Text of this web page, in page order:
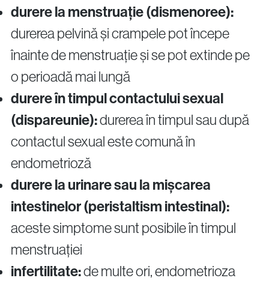
durere la menstruație (dismenoree):
durerea pelvină și crampele pot începe
înainte de menstruație și se pot extinde pe
o perioadă mai lungă
durere în timpul contactului sexual
(dispareunie):durerea în timpul sau după
contactul sexual este comună în
endometrioză
durere la urinare sau la mișcarea
intestinelor (peristaltism intestinal):
aceste simptome sunt posibile în timpul
menstruației
infertilitate:de multe ori, endometrioza